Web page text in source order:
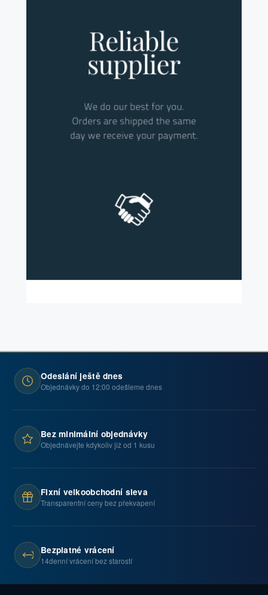
Odeslání ještě dnes
Objednávky do 12:00 odešleme dnes
Bez minimální objednávky
Objednávejte kdykoliv již od 1 kusu
Fixní velkoobchodní sleva
Transparentní ceny bez překvapení
Bezplatné vrácení
14denní vrácení bez starostí